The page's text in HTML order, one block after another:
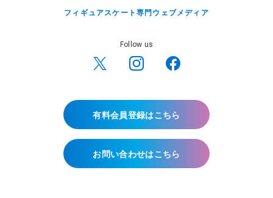
フィギュアスケート専門ウェブメディア
Follow us
有料会員登録はこちら
お問い合わせはこちら